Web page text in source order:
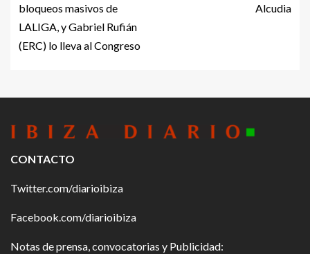
bloqueos masivos de
LALIGA, y Gabriel Rufián
(ERC) lo lleva al Congreso
Alcudia
CONTACTO
Twitter.com/diarioibiza
Facebook.com/diarioibiza
Notas de prensa, convocatorias y Publicidad: